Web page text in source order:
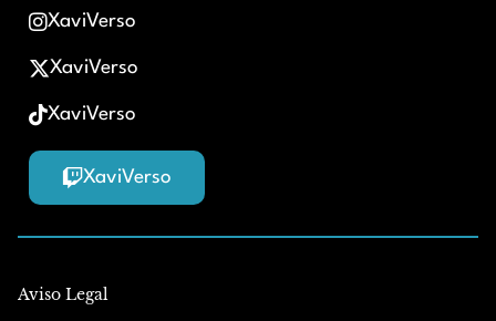
XaviVerso
XaviVerso
XaviVerso
XaviVerso
Aviso Legal